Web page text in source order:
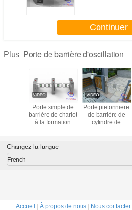
Continuer
Plus Porte de barrière d'oscillation
NFC
Porte simple de
barrière de chariot
à la formation
SUS304 Polonais
Porte piétonnière
de barrière de
cylindre de
résidentielle
Changez la langue
French
Accueil À propos de nous| Nous contacter|